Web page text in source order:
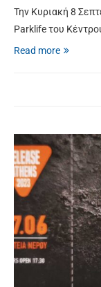
Την Κυριακή 8
Parklife του
Read more